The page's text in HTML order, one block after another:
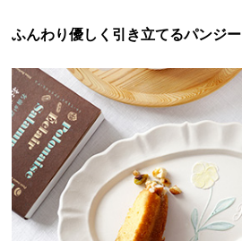
ふんわり優しく引き立てるパンジー